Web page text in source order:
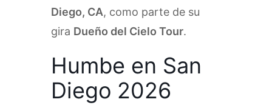
Diego, CA, como parte de su
gira Dueño del Cielo Tour.
Humbe en San
Diego 2026